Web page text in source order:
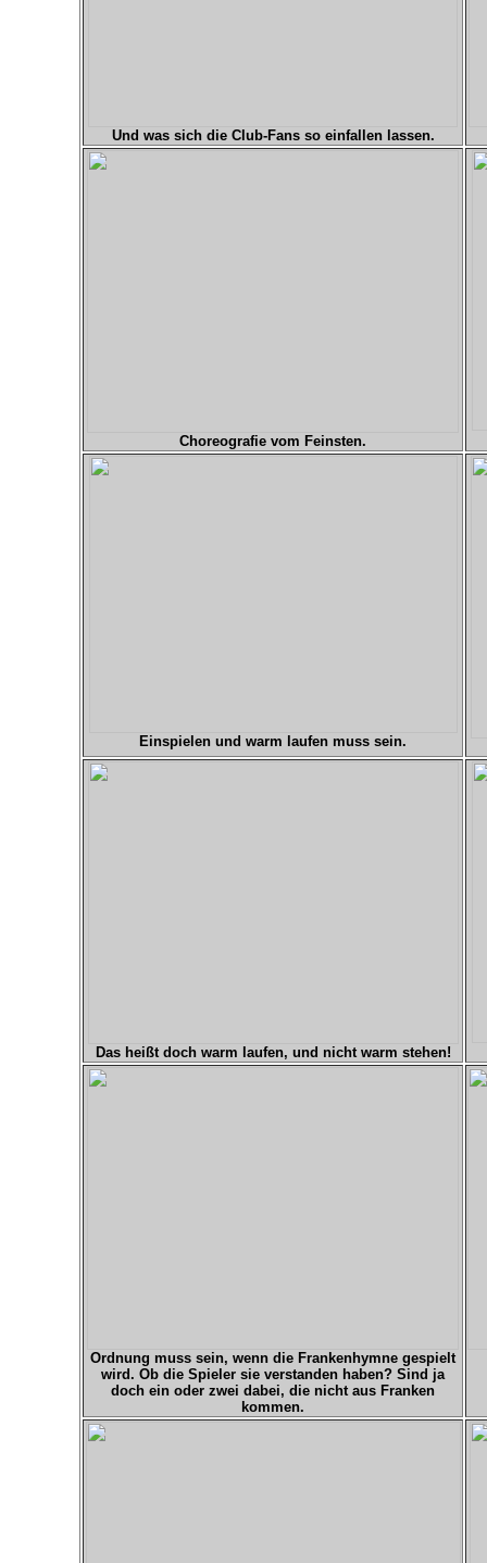
Und was sich die Club-Fans so einfallen lassen.
Choreografie vom Feinsten.
Einspielen und warm laufen muss sein.
Das heißt doch warm laufen, und nicht warm stehen!
Ordnung muss sein, wenn die Frankenhymne gespielt
wird. Ob die Spieler sie verstanden haben? Sind ja
doch ein oder zwei dabei, die nicht aus Franken
kommen.